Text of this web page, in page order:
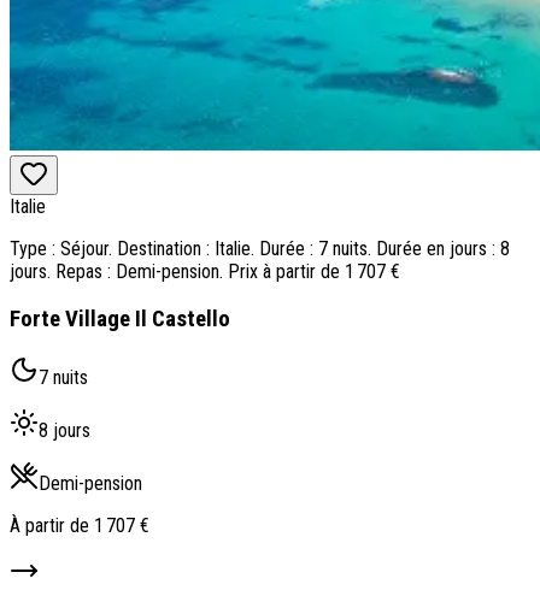
Italie
Type : Séjour. Destination : Italie. Durée : 7 nuits. Durée en jours : 8
jours. Repas : Demi-pension. Prix à partir de 1 707 €
Forte Village Il Castello
7 nuits
8 jours
Demi-pension
À partir de 1 707 €